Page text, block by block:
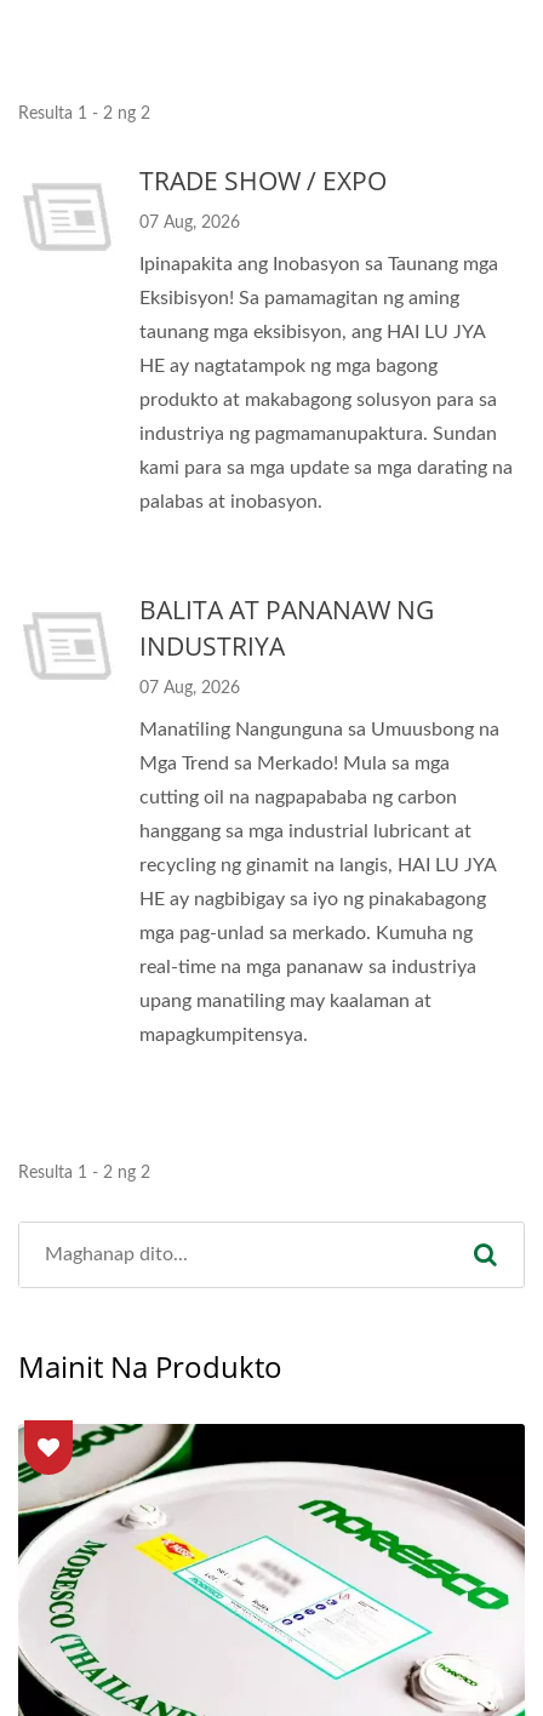
Resulta 1 - 2 ng 2
TRADE SHOW / EXPO
07 Aug, 2026
Ipinapakita ang Inobasyon sa Taunang mga
Eksibisyon! Sa pamamagitan ng aming
taunang mga eksibisyon, ang HAI LU JYA
HE ay nagtatampok ng mga bagong
produkto at makabagong solusyon para sa
industriya ng pagmamanupaktura. Sundan
kami para sa mga update sa mga darating na
palabas at inobasyon.
BALITA AT PANANAW NG
INDUSTRIYA
07 Aug, 2026
Manatiling Nangunguna sa Umuusbong na
Mga Trend sa Merkado! Mula sa mga
cutting oil na nagpapababa ng carbon
hanggang sa mga industrial lubricant at
recycling ng ginamit na langis, HAI LU JYA
HE ay nagbibigay sa iyo ng pinakabagong
mga pag-unlad sa merkado. Kumuha ng
real-time na mga pananaw sa industriya
upang manatiling may kaalaman at
mapagkumpitensya.
Resulta 1 - 2 ng 2
Mainit Na Produkto